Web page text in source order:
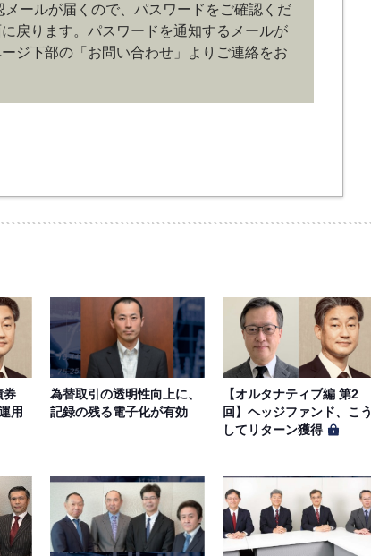
理は会員の自己責任において行うものとします。
第三者への漏洩、利用許諾、貸与、譲渡、名義変
行為をしてはならないものとします。ユーザー名
損害の責任は、会員が負うものとし、当社は一切
トのサービス停止を行う場合があります。 会員へ
ビス内容を変更する場合があります。
ン上に掲示する「プライバシーポリシー」に基づ
ールが届くので、パスワードをご確認くだ
戻ります。 パスワードを通知するメールが
ジ下部の「お問い合わせ」よりご連絡をお
券
用
為替取引の透明性向上に、
記録の残る電子化が有効
【オルタナティブ編 第2
回】ヘッジファンド、こう
してリターン獲得